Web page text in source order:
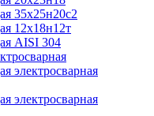
35х25н20с2
12х18н12т
AISI 304
электросварная
электросварная